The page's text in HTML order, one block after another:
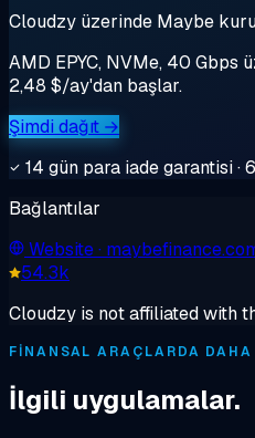
Cloudzy üzerinde Maybe
AMD EPYC, NVMe, 40 Gbps
2,48 $/ay'dan başlar.
Şimdi dağıt →
14 gün para iade garantisi ·
Bağlantılar
Website·
54.3k
Cloudzy is not affiliated with
FINANSAL ARAÇLARDA
İlgili uygulamalar.